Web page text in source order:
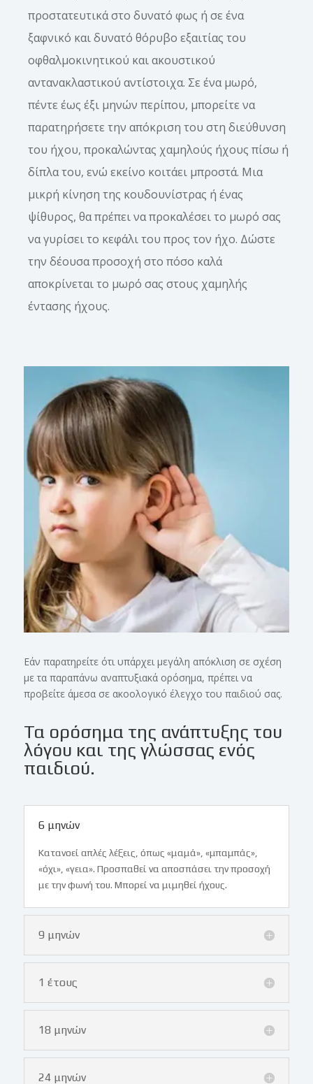
προστατευτικά στο δυνατό φως ή σε ένα
ξαφνικό και δυνατό θόρυβο εξαιτίας του
οφθαλμοκινητικού και ακουστικού
αντανακλαστικού αντίστοιχα. Σε ένα μωρό,
πέντε έως έξι μηνών περίπου, μπορείτε να
παρατηρήσετε την απόκριση του στη διεύθυνση
του ήχου, προκαλώντας χαμηλούς ήχους πίσω ή
δίπλα του, ενώ εκείνο κοιτάει μπροστά. Μια
μικρή κίνηση της κουδουνίστρας ή ένας
ψίθυρος, θα πρέπει να προκαλέσει το μωρό σας
να γυρίσει το κεφάλι του προς τον ήχο. Δώστε
την δέουσα προσοχή στο πόσο καλά
αποκρίνεται το μωρό σας στους χαμηλής
έντασης ήχους.
Εάν παρατηρείτε ότι υπάρχει μεγάλη απόκλιση σε σχέση
με τα παραπάνω αναπτυξιακά ορόσημα, πρέπει να
προβείτε άμεσα σε ακοολογικό έλεγχο του παιδιού σας.
Τα ορόσημα της ανάπτυξης του
λόγου και της γλώσσας ενός
παιδιού.
6 μηνών
Κατανοεί απλές λέξεις, όπως «μαμά», «μπαμπάς»,
«όχι», «γεια». Προσπαθεί να αποσπάσει την προσοχή
με την φωνή του. Μπορεί να μιμηθεί ήχους.
9 μηνών
1 έτους
18 μηνών
24 μηνών